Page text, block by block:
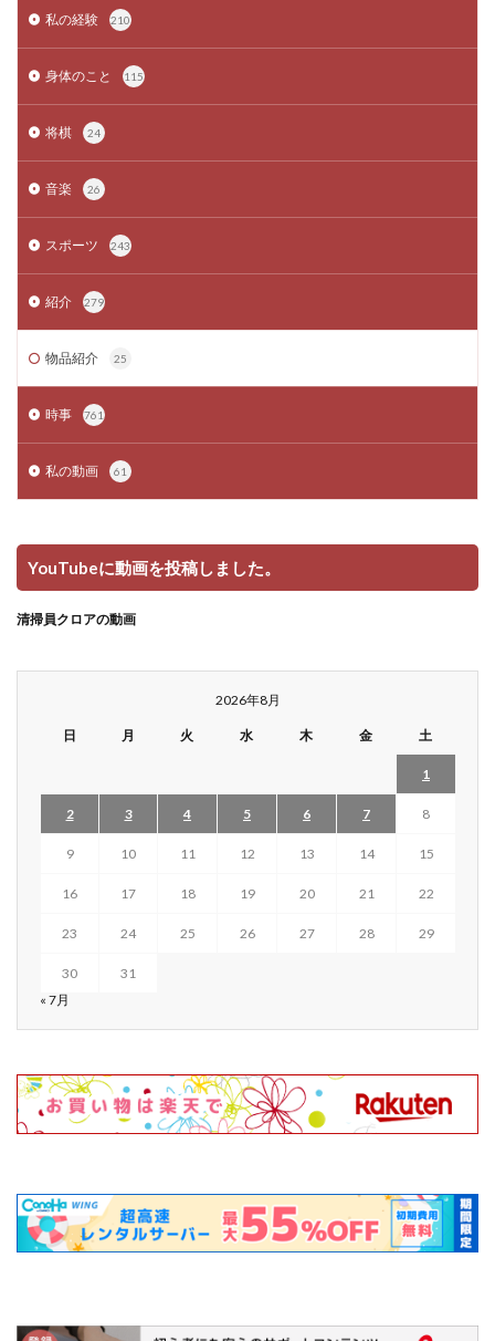
私の経験 210
身体のこと 115
将棋 24
音楽 26
スポーツ 243
紹介 279
物品紹介 25
時事 761
私の動画 61
YouTubeに動画を投稿しました。
清掃員クロアの動画
2026年8月
日 月 火 水 木 金 土
1
2 3 4 5 6 7 8
9 10 11 12 13 14 15
16 17 18 19 20 21 22
23 24 25 26 27 28 29
30
31
« 7月